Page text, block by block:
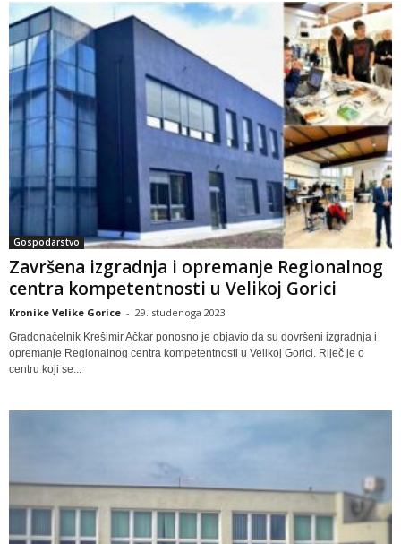
Gospodarstvo
Završena izgradnja i opremanje Regionalnog
centra kompetentnosti u Velikoj Gorici
Kronike Velike Gorice - 29. studenoga 2023
Gradonačelnik Krešimir Ačkar ponosno je objavio da su dovršeni izgradnja i
opremanje Regionalnog centra kompetentnosti u Velikoj Gorici. Riječ je o
centru koji se...